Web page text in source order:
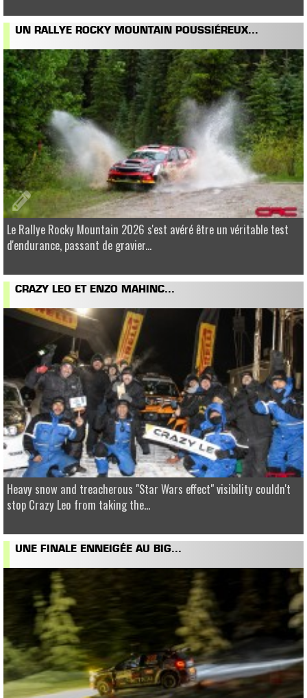
UN RALLYE ROCKY MOUNTAIN POUSSIÉREUX...
Le Rallye Rocky Mountain 2026 s'est avéré être un véritable test
d'endurance, passant de gravier...
CRAZY LEO ET ENZO MAHINC...
Heavy snow and treacherous "Star Wars effect" visibility couldn't
stop Crazy Leo from taking the...
UNE FINALE ENNEIGÉE AU BIG...